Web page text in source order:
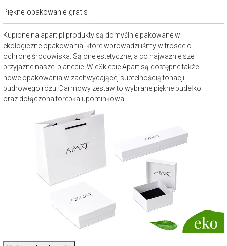
Piękne opakowanie gratis
Kupione na apart.pl produkty są domyślnie pakowane w
ekologiczne opakowania, które wprowadziliśmy w trosce o
ochronę środowiska. Są one estetyczne, a co najważniejsze
przyjazne naszej planecie. W eSklepie Apart są dostępne także
nowe opakowania w zachwycającej subtelnością tonacji
pudrowego różu. Darmowy zestaw to wybrane piękne pudełko
oraz dołączona torebka upominkowa.